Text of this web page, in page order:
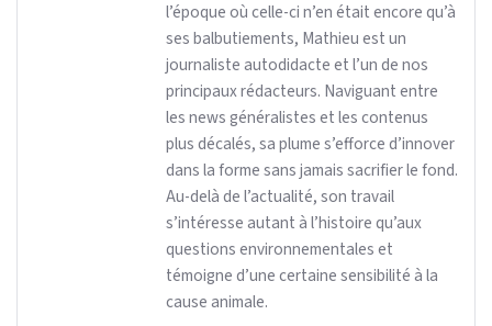
l’époque où celle-ci n’en était encore qu’à
ses balbutiements, Mathieu est un
journaliste autodidacte et l’un de nos
principaux rédacteurs. Naviguant entre
les news généralistes et les contenus
plus décalés, sa plume s’efforce d’innover
dans la forme sans jamais sacrifier le fond.
Au-delà de l’actualité, son travail
s’intéresse autant à l’histoire qu’aux
questions environnementales et
témoigne d’une certaine sensibilité à la
cause animale.